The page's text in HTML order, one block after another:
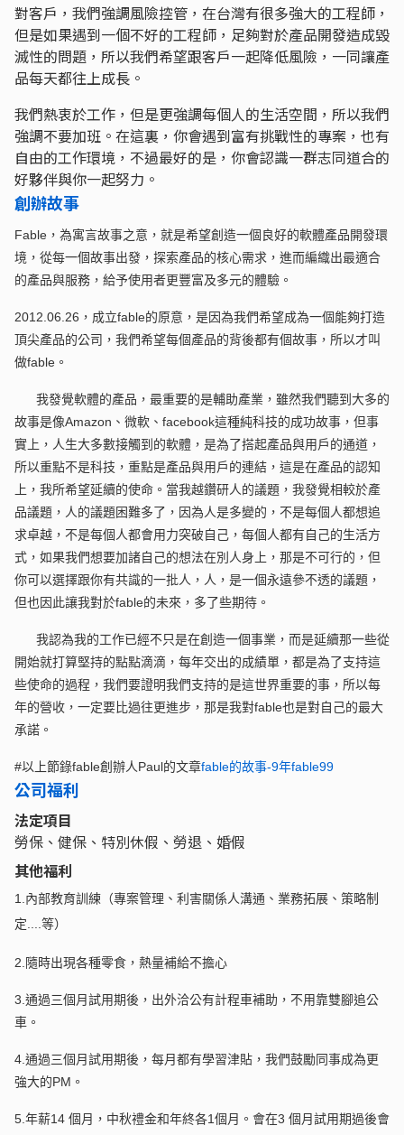
對客戶，我們強調風險控管，在台灣有很多強大的工程師，
但是如果遇到一個不好的工程師，足夠對於產品開發造成毀
滅性的問題，所以我們希望跟客戶一起降低風險，一同讓產
品每天都往上成長。
我們熱衷於工作，但是更強調每個人的生活空間，所以我們
強調不要加班。在這裏，你會遇到富有挑戰性的專案，也有
自由的工作環境，不過最好的是，你會認識一群志同道合的
好夥伴與你一起努力。
創辦故事
Fable，為寓言故事之意，就是希望創造一個良好的軟體產品開發環
境，從每一個故事出發，探索產品的核心需求，進而編織出最適合
的產品與服務，給予使用者更豐富及多元的體驗。
2012.06.26，成立fable的原意，是因為我們希望成為一個能夠打造
頂尖產品的公司，我們希望每個產品的背後都有個故事，所以才叫
做fable。
我發覺軟體的產品，最重要的是輔助產業，雖然我們聽到大多的
故事是像Amazon、微軟、facebook這種純科技的成功故事，但事
實上，人生大多數接觸到的軟體，是為了搭起產品與用戶的通道，
所以重點不是科技，重點是產品與用戶的連結，這是在產品的認知
上，我所希望延續的使命。當我越鑽研人的議題，我發覺相較於產
品議題，人的議題困難多了，因為人是多變的，不是每個人都想追
求卓越，不是每個人都會用力突破自己，每個人都有自己的生活方
式，如果我們想要加諸自己的想法在別人身上，那是不可行的，但
你可以選擇跟你有共識的一批人，人，是一個永遠參不透的議題，
但也因此讓我對於fable的未來，多了些期待。
我認為我的工作已經不只是在創造一個事業，而是延續那一些從
開始就打算堅持的點點滴滴，每年交出的成績單，都是為了支持這
些使命的過程，我們要證明我們支持的是這世界重要的事，所以每
年的營收，一定要比過往更進步，那是我對fable也是對自己的最大
承諾。
#以上節錄fable創辦人Paul的文章fable的故事-9年fable99
公司福利
法定項目
勞保、健保、特別休假、勞退、婚假
其他福利
1.內部教育訓練（專案管理、利害關係人溝通、業務拓展、策略制
定....等）
2.隨時出現各種零食，熱量補給不擔心
3.通過三個月試用期後，出外洽公有計程車補助，不用靠雙腳追公
車。
4.通過三個月試用期後，每月都有學習津貼，我們鼓勵同事成為更
強大的PM。
5.年薪14 個月，中秋禮金和年終各1個月。會在3 個月試用期過後會